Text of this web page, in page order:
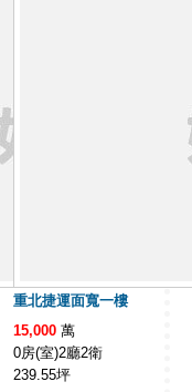
重北捷運面寬一樓
15,000 萬
0房(室)2廳2衛
239.55坪